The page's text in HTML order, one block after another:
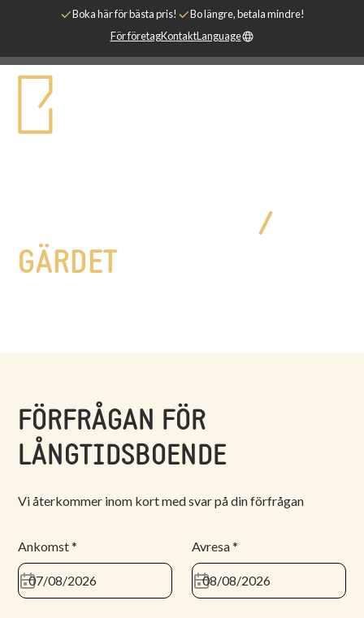
Boka här för bästa pris!
Bo längre, betala mindre!
För företagKontaktLanguage
LÅNGTIDSBOENDE/
GÄRDET
FÖRFRÅGAN FÖR
LÅNGTIDSBOENDE
Vi återkommer inom kort med svar på din förfrågan
Ankomst * Avresa *